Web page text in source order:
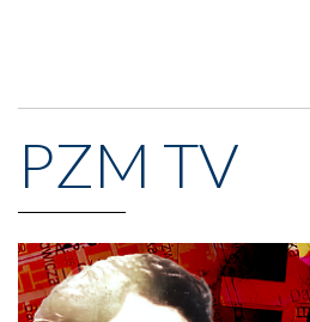
PZM TV